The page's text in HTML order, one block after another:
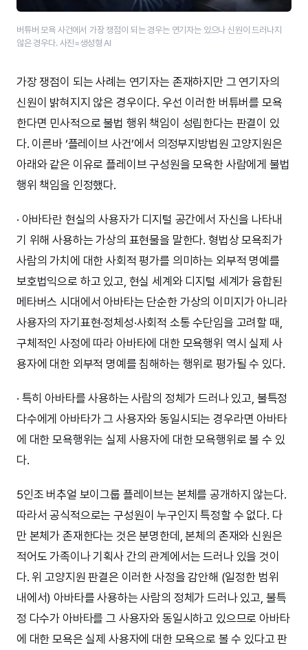
버튜버 모욕 사건에서 가장 쟁점이 되는 경우는 연기자는 있으나 신원이 드러나지
않은 경우다. 사진=생성형 AI
가장 쟁점이 되는 사례는 연기자는 존재하지만 그 연기자의
신원이 밝혀지지 않은 경우이다. 우선 이러한 버튜버를 모욕
한다면 민사적으로 불법 행위 책임이 성립한다는 판결이 있
다. 이른바 ‘플레이브 사건’에서 의정부지방법원 고양지원은
아래와 같은 이유로 플레이브 구성원을 모욕한 사람에게 불법
행위 책임을 인정했다.
· 아바타란 현실의 사용자가 디지털 공간에서 자신을 나타내
기 위해 사용하는 가상의 표현물을 말한다. 형법상 모욕죄가
사람의 가치에 대한 사회적 평가를 의미하는 외부적 명예를
보호법익으로 하고 있고, 현실 세계와 디지털 세계가 융합된
메타버스 시대에서 아바타는 단순한 가상의 이미지가 아니라
사용자의 자기표현·정체성·사회적 소통 수단임을 고려할 때,
구체적인 사정에 따라 아바타에 대한 모욕행위 역시 실제 사
용자에 대한 외부적 명예를 침해하는 행위로 평가될 수 있다.
· 특히 아바타를 사용하는 사람의 정체가 드러나 있고, 불특정
다수에게 아바타가 그 사용자와 동일시되는 경우라면 아바타
에 대한 모욕행위는 실제 사용자에 대한 모욕행위로 볼 수 있
다.
5인조 버추얼 보이그룹 플레이브는 본체를 공개하지 않는다.
따라서 공식적으로는 구성원이 누구인지 특정할 수 없다. 다
만 본체가 존재한다는 것은 분명한데, 본체의 존재와 신원은
적어도 가족이나 기획사 간의 관계에서는 드러나 있을 것이
다. 위 고양지원 판결은 이러한 사정을 감안해 (일정한 범위
내에서) 아바타를 사용하는 사람의 정체가 드러나 있고, 불특
정 다수가 아바타를 그 사용자와 동일시하고 있으므로 아바타
에 대한 모욕은 실제 사용자에 대한 모욕으로 볼 수 있다고 판